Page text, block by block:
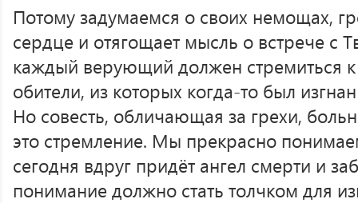
Потому задумаемся о своих немощах,
сердце и отягощает мысль о встрече с
каждый верующий должен стремиться к
обители, из которых когда-то был
Но совесть, обличающая за грехи,
это стремление. Мы прекрасно
сегодня вдруг придёт ангел смерти и
понимание должно стать толчком для